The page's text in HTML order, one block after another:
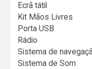
Ecrã tátil
Kit Mãos Livres
Porta USB
Rádio
Sistema de
Sistema de Som